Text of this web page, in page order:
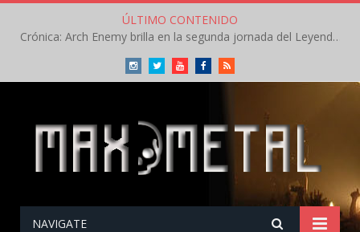
ÚLTIMO CONTENIDO
Crónica: Arch Enemy brilla en la segunda jornada del Leyendas del Rock – Jueves – Agosto 2026
InstagramTwitterYoutubeFacebookRSS
NAVIGATE